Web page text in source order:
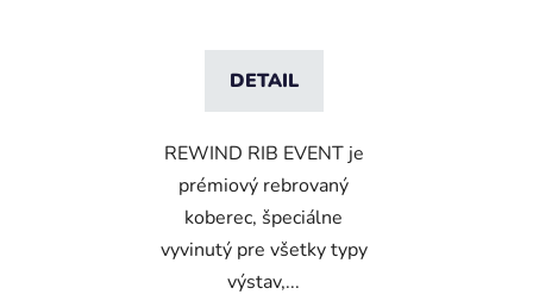
DETAIL
REWIND RIB EVENT je
prémiový rebrovaný
koberec, špeciálne
vyvinutý pre všetky typy
výstav,...